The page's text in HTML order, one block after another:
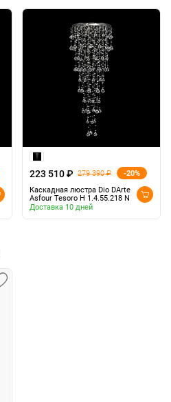
223 510 ₽ 279 390 ₽
-20%
Каскадная люстра Dio DArte
Asfour Tesoro H 1.4.55.218 N
Доставка 10 дней